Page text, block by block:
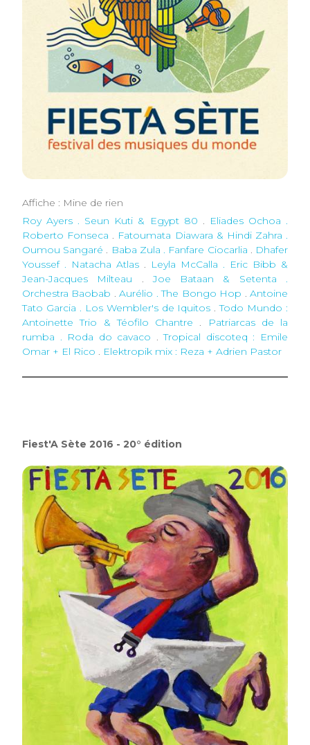
Affiche : Mine de rien
Roy Ayers . Seun Kuti & Egypt 80 . Eliades Ochoa .
Roberto Fonseca . Fatoumata Diawara & Hindi Zahra .
Oumou Sangaré . Baba Zula . Fanfare Ciocarlia . Dhafer
Youssef . Natacha Atlas . Leyla McCalla . Eric Bibb &
Jean-Jacques Milteau .Joe Bataan & Setenta .
Orchestra Baobab .Aurélio . The Bongo Hop .Antoine
Tato Garcia . Los Wembler's de Iquitos .Todo Mundo :
Antoinette Trio & Téofilo Chantre .
Patriarcas de la
rumba . Roda do cavaco .Tropical discoteq : Emile
Omar + El Rico . Elektropik mix : Reza + Adrien Pastor
Fiest'A Sète 2016 - 20° édition